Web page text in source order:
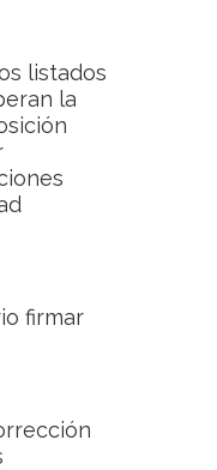
listados
la
firmar